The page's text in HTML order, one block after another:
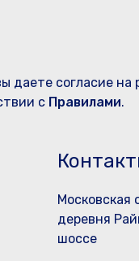
даете согласие
с Правилами.
Московская
деревня
шоссе